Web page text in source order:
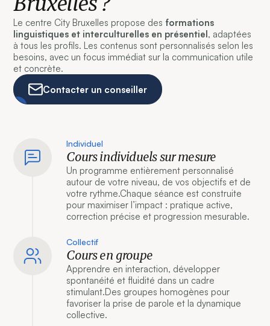
Le centre City Bruxelles propose des formations
linguistiques et interculturelles en présentiel , adaptées
à tous les profils. Les contenus sont personnalisés selon les
besoins, avec un focus immédiat sur la communication utile
et concrète.
Contacter un conseiller
Individuel
Cours individuels sur mesure
Un programme entièrement personnalisé
autour de votre niveau, de vos objectifs et de
votre rythme.Chaque séance est construite
pour maximiser l’impact : pratique active,
correction précise et progression mesurable.
Collectif
Cours en groupe
Apprendre en interaction, développer
spontanéité et fluidité dans un cadre
stimulant.Des groupes homogènes pour
favoriser la prise de parole et la dynamique
collective.